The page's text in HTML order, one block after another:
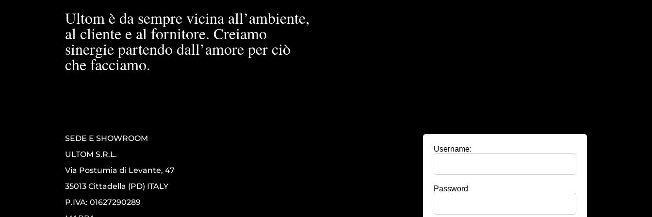
Ultom è da sempre vicina all’ambiente,
al cliente e al fornitore. Creiamo
sinergie partendo dall’amore per ciò
che facciamo.
SEDE E SHOWROOM
ULTOM S.R.L.
Via Postumia di Levante, 47
35013 Cittadella (PD) ITALY
P.IVA: 01627290289
Username:
Password